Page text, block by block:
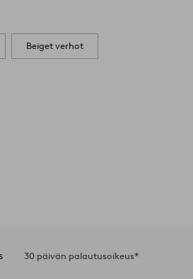
Beiget verhot
30 päivän palautusoikeus*